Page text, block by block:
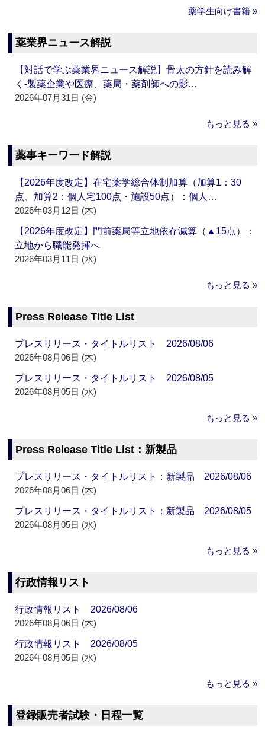
薬学生向け書籍 »
薬業界ニュース解説
【対話で学ぶ薬業界ニュース解説】骨太の方針を読み解
く‐製薬企業や医療、薬局・薬剤師への影…
2026年07月31日 (金)
もっと見る »
薬事キーワード解説
【2026年度改定】在宅薬学総合体制加算（加算1：30
点、加算2：個人宅100点・施設50点）：個人…
2026年03月12日 (木)
【2026年度改定】門前薬局等立地依存減算（▲15点）：
立地から職能発揮へ
2026年03月11日 (水)
もっと見る »
Press Release Title List
プレスリリース・タイトルリスト 2026/08/06
2026年08月06日 (木)
プレスリリース・タイトルリスト 2026/08/05
2026年08月05日 (水)
もっと見る »
Press Release Title List：新製品
プレスリリース・タイトルリスト：新製品 2026/08/06
2026年08月06日 (木)
プレスリリース・タイトルリスト：新製品 2026/08/05
2026年08月05日 (水)
もっと見る »
行政情報リスト
行政情報リスト 2026/08/06
2026年08月06日 (木)
行政情報リスト 2026/08/05
2026年08月05日 (水)
もっと見る »
登録販売者試験・日程一覧